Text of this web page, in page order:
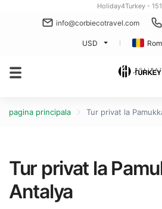
Holiday4Turkey -
info@corbiecotravel.com
USD
pagina principala Tur privat la
Tur privat la
Antalya